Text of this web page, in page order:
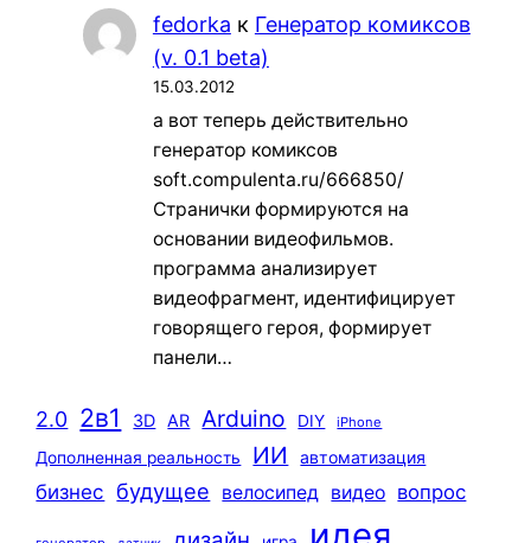
fedorka к Генератор комиксов
(v. 0.1 beta)
15.03.2012
а вот теперь действительно
генератор комиксов
soft.compulenta.ru/666850/
Странички формируются на
основании видеофильмов.
программа анализирует
видеофрагмент, идентифицирует
говорящего героя, формирует
панели…
2.0 2в1 3D AR Arduino DIY iPhone
Дополненная реальность ИИ автоматизация
бизнес будущее велосипед видео вопрос